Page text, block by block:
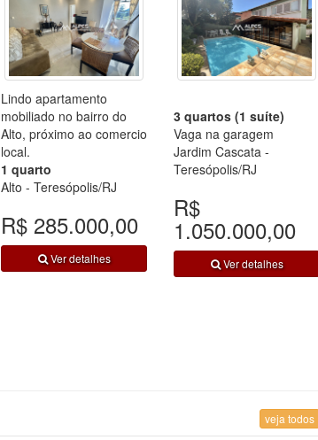
Lindo apartamento
mobiliado no bairro do
Alto, próximo ao comercio
local.
1 quarto
Alto - Teresópolis/RJ
R$ 285.000,00
Ver detalhes
3 quartos (1 suíte)
Vaga na garagem
Jardim Cascata -
Teresópolis/RJ
R$
1.050.000,00
Ver detalhes
veja todos